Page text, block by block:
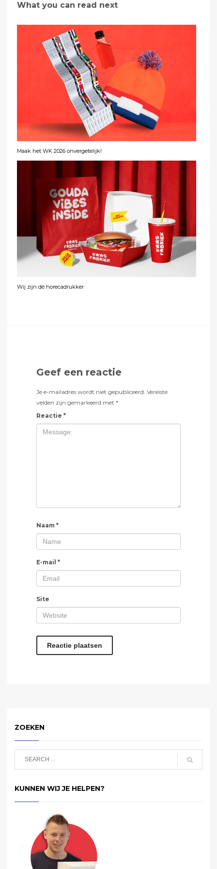
What you can read next
Maak het WK 2026 onvergetelijk!
Wij zijn dé horecadrukker
Geef een reactie
Je e-mailadres wordt niet gepubliceerd. Vereiste
velden zijn gemarkeerd met *
Reactie *
Naam *
E-mail *
Site
ZOEKEN
KUNNEN WIJ JE HELPEN?